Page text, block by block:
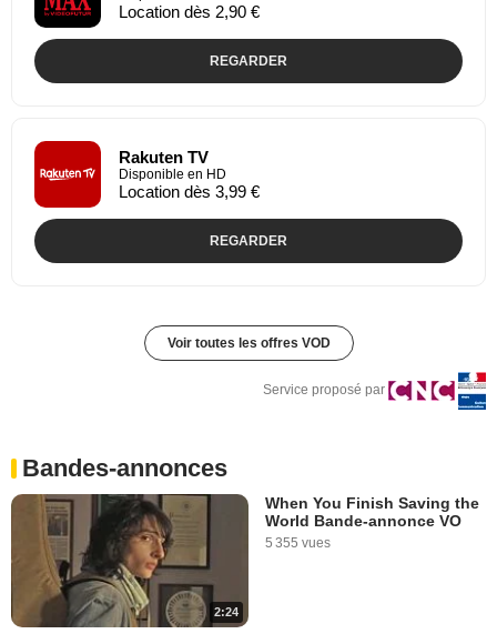
Location dès 2,90 €
REGARDER
Rakuten TV
Disponible en HD
Location dès 3,99 €
REGARDER
Voir toutes les offres VOD
Service proposé par
Bandes-annonces
2:24
When You Finish Saving the
World Bande-annonce VO
5 355 vues